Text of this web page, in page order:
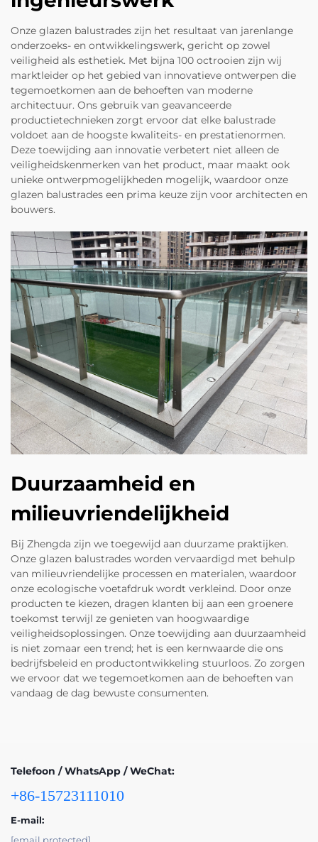
Onze glazen balustrades zijn het resultaat van jarenlange
onderzoeks- en ontwikkelingswerk, gericht op zowel
veiligheid als esthetiek. Met bijna 100 octrooien zijn wij
marktleider op het gebied van innovatieve ontwerpen die
tegemoetkomen aan de behoeften van moderne
architectuur. Ons gebruik van geavanceerde
productietechnieken zorgt ervoor dat elke balustrade
voldoet aan de hoogste kwaliteits- en prestatienormen.
Deze toewijding aan innovatie verbetert niet alleen de
veiligheidskenmerken van het product, maar maakt ook
unieke ontwerpmogelijkheden mogelijk, waardoor onze
glazen balustrades een prima keuze zijn voor architecten en
bouwers.
Duurzaamheid en
milieuvriendelijkheid
Bij Zhengda zijn we toegewijd aan duurzame praktijken.
Onze glazen balustrades worden vervaardigd met behulp
van milieuvriendelijke processen en materialen, waardoor
onze ecologische voetafdruk wordt verkleind. Door onze
producten te kiezen, dragen klanten bij aan een groenere
toekomst terwijl ze genieten van hoogwaardige
veiligheidsoplossingen. Onze toewijding aan duurzaamheid
is niet zomaar een trend; het is een kernwaarde die ons
bedrijfsbeleid en productontwikkeling stuurloos. Zo zorgen
we ervoor dat we tegemoetkomen aan de behoeften van
vandaag de dag bewuste consumenten.
Telefoon / WhatsApp / WeChat:
+86-15723111010
E-mail: